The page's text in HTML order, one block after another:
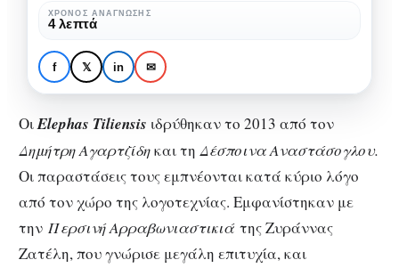
Οδυσσέας του Τζέημς
Τζόυς στην Πειραιώς 260,
στο πλαίσιο του Φεστιβάλ
Αθηνών και Επιδαύρου
στην
Πειραιώς
260,
στο
του
Φεστιβάλ
Αθηνών
και
Επιδαύρου
ΧΡΌΝΟΣ ΑΝΆΓΝΩΣΗΣ
4 λεπτά
f 𝕏 in ✉
ΟιΕlephas Τiliensis ιδρύθηκαν το 2013 από τον
Δημήτρη Αγαρτζίδηκαι τη Δέσποινα Αναστάσογλου.
Οι παραστάσεις τους εμπνέονται κατά κύριο λόγο
από τον χώρο της λογοτεχνίας. Εμφανίστηκαν με
την Περσινή Αρραβωνιαστικιά της Ζυράννας
Ζατέλη, που γνώρισε μεγάλη επιτυχία, και